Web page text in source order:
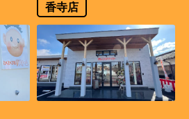
香寺店